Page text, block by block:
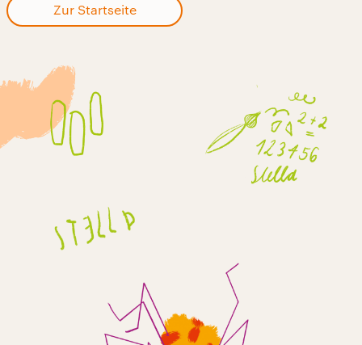
Zur Startseite